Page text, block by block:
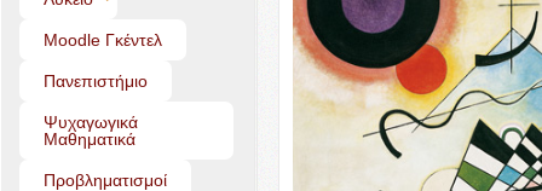
Moo­dle Γκέντελ
Πανεπιστήμιο
Ψυχαγωγικά
Μαθηματικά
Προβληματισμοί